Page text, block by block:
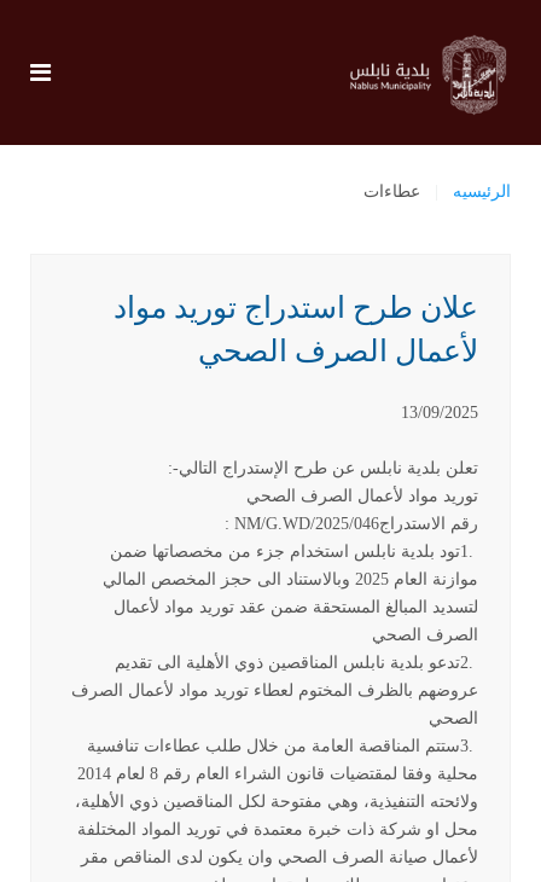
الرئيسيه عطاءات
علان طرح استدراج توريد مواد
لأعمال الصرف الصحي
13/09/2025
تعلن بلدية نابلس عن طرح الإستدراج التالي:-
توريد مواد لأعمال الصرف الصحي
رقم الاستدراج: NM/G.WD/2025/046
1.تود بلدية نابلس استخدام جزء من مخصصاتها ضمن
موازنة العام 2025 وبالاستناد الى حجز المخصص المالي
لتسديد المبالغ المستحقة ضمن عقد توريد مواد لأعمال
الصرف الصحي
2.تدعو بلدية نابلس المناقصين ذوي الأهلية الى تقديم
عروضهم بالظرف المختوم لعطاء توريد مواد لأعمال الصرف
الصحي
3.ستتم المناقصة العامة من خلال طلب عطاءات تنافسية
محلية وفقا لمقتضيات قانون الشراء العام رقم 8 لعام 2014
ولائحته التنفيذية، وهي مفتوحة لكل المناقصين ذوي الأهلية،
محل او شركة ذات خبرة معتمدة في توريد المواد المختلفة
لأعمال صيانة الصرف الصحي وان يكون لدى المناقص مقر